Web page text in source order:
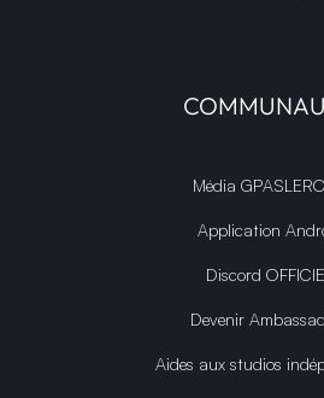
Média
Application
Discord
Devenir
Aides aux studios